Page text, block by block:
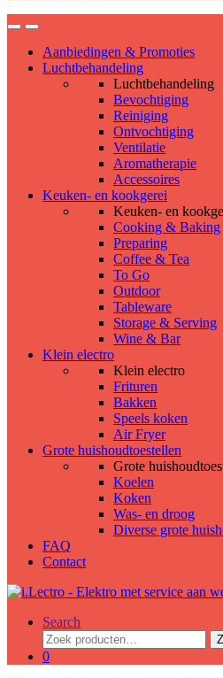
Aanbiedingen & Promoties
Luchtbehandeling
Luchtbehandeling
Bevochtiging
Reiniging
Ontvochtiging
Ventilatie
Aromatherapie
Accessoires
Keuken- en kookgerei
Keuken- en
Cooking & Baking
Preparing
Coffee & Tea
To Go
Outdoor
Tableware
Storage & Serving
Wine & Bar
Klein electro
Klein electro
Frituren
Bakken
Speels koken
Air Fryer
Grote huishoudtoestellen
Grote
Koelen
Koken
Was- en droog
Diverse grote
FAQ
Contact
Search
Zoeken
naar:
0